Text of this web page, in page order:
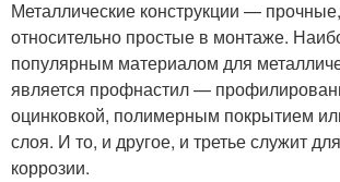
Металлические конструкции —
относительно простые в монтаже.
популярным материалом для
является профнастил —
оцинковкой, полимерным покрытием
слоя. И то, и другое, и третье служит
коррозии.